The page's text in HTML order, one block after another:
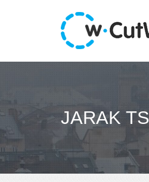
JARAK